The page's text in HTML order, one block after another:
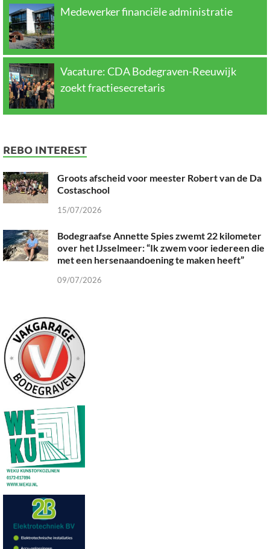
Medewerker financiële administratie
Vacature: CDA Bodegraven-Reeuwijk
zoekt fractiesecretaris
REBO INTEREST
Groots afscheid voor meester Robert van de Da
Costaschool
15/07/2026
Bodegraafse Annette Spies zwemt 22 kilometer
over het IJsselmeer: “Ik zwem voor iedereen die
met een hersenaandoening te maken heeft”
09/07/2026